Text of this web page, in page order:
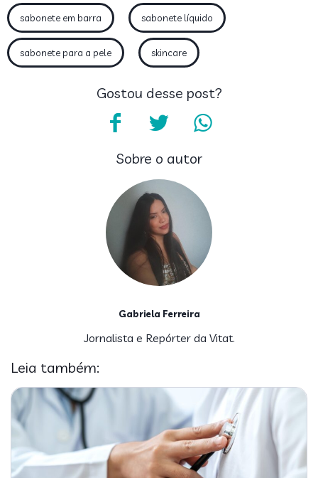
sabonete em barra sabonete líquido
sabonete para a pele skincare
Gostou desse post?
Sobre o autor
Gabriela Ferreira
Jornalista e Repórter da Vitat.
Leia também: